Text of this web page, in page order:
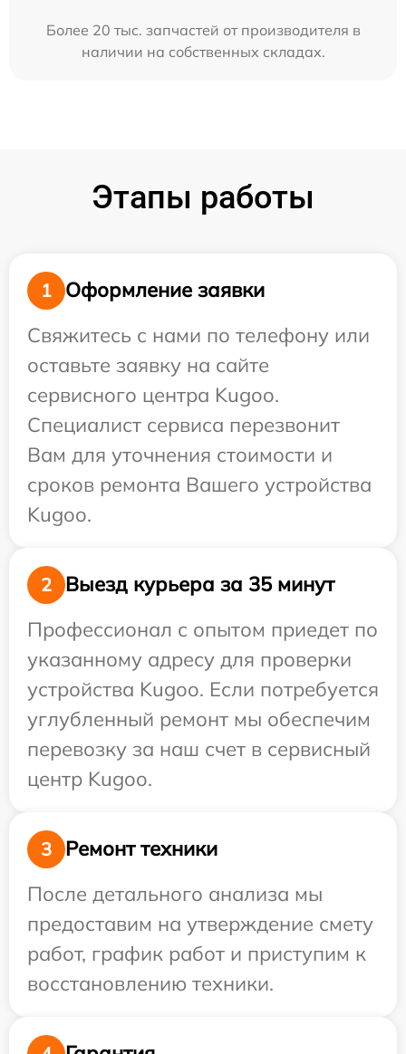
Более 20 тыс. запчастей от производителя в
наличии на собственных складах.
Этапы работы
1
Оформление заявки
Свяжитесь с нами по телефону или
оставьте заявку на сайте
сервисного центра Kugoo.
Специалист сервиса перезвонит
Вам для уточнения стоимости и
сроков ремонта Вашего устройства
Kugoo.
2
Выезд курьера за 35 минут
Профессионал с опытом приедет по
указанному адресу для проверки
устройства Kugoo. Если потребуется
углубленный ремонт мы обеспечим
перевозку за наш счет в сервисный
центр Kugoo.
3
Ремонт техники
После детального анализа мы
предоставим на утверждение смету
работ, график работ и приступим к
восстановлению техники.